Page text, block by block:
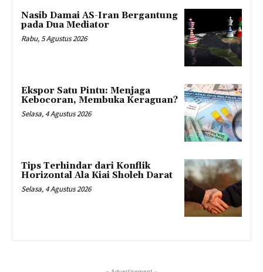
Nasib Damai AS-Iran Bergantung
pada Dua Mediator
Rabu, 5 Agustus 2026
Ekspor Satu Pintu: Menjaga
Kebocoran, Membuka Keraguan?
Selasa, 4 Agustus 2026
Tips Terhindar dari Konflik
Horizontal Ala Kiai Sholeh Darat
Selasa, 4 Agustus 2026